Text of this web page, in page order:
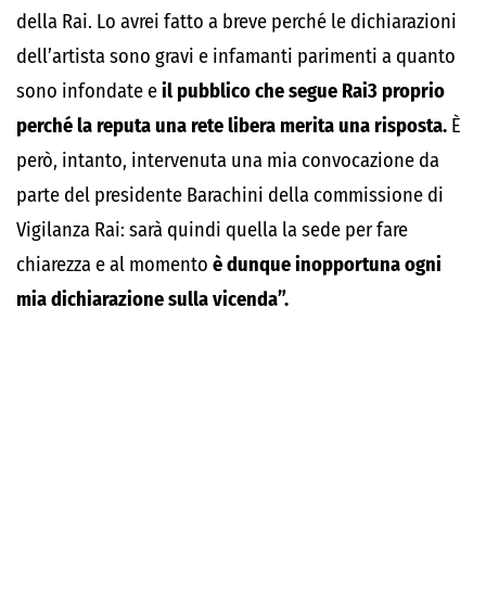
della Rai. Lo avrei fatto a breve perché le dichiarazioni
dell’artista sono gravi e infamanti parimenti a quanto
sono infondate eil pubblico che segue Rai3 proprio
perché la reputa una rete libera merita una risposta. È
però, intanto, intervenuta una mia convocazione da
parte del presidente Barachini della commissione di
Vigilanza Rai: sarà quindi quella la sede per fare
chiarezza e al momento è dunque inopportuna ogni
mia dichiarazione sulla vicenda”.